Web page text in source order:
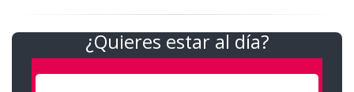
¿Quieres estar al día?